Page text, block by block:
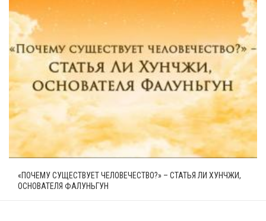
«ПОЧЕМУ СУЩЕСТВУЕТ ЧЕЛОВЕЧЕСТВО?» – СТАТЬЯ ЛИ ХУНЧЖИ,
ОСНОВАТЕЛЯ ФАЛУНЬГУН